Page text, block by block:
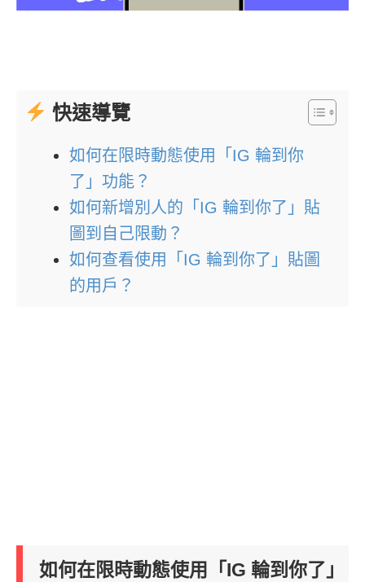
快速導覽
如何在限時動態使用「IG 輪到你
了」功能？
如何新增別人的「IG 輪到你了」貼
圖到自己限動？
如何查看使用「IG 輪到你了」貼圖
的用戶？
如何在限時動態使用「IG 輪到你了」